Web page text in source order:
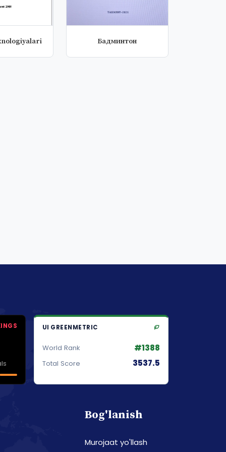
Бадминтон
UI GREENMETRIC
World Rank #1388
Total Score 3537.5
Bog'lanish
Murojaat yo'llash